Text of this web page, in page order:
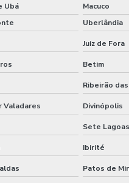
espaços corporativos
Para Ambientes
De Ambientes
De Ambientes
De Ambientes Comerciais
De Ambientes
De Ambientes Industriais
De Indústrias E Escritórios
Ubá
Macuco
Uberlândia
Juiz de Fora
Betim
Ribeirão
Valadares Divinópolis
Sete Lagoas
Ibirité
Patos de